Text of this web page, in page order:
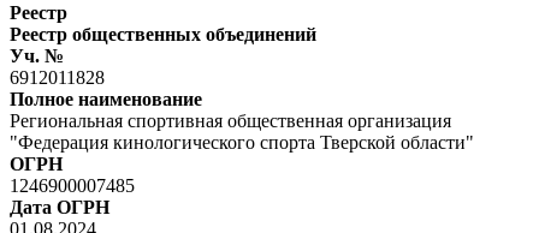
Реестр
Реестр общественных объединений
Уч. №
6912011828
Полное наименование
Региональная спортивная общественная организация
"Федерация кинологического спорта Тверской области"
ОГРН
1246900007485
Дата ОГРН
01.08.2024